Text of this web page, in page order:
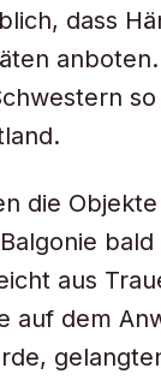
dass
die
aus
auf dem